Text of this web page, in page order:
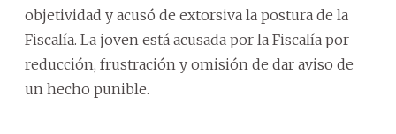
objetividad y acusó de extorsiva la postura de la
Fiscalía. La joven está acusada por la Fiscalía por
reducción, frustración y omisión de dar aviso de
un hecho punible.